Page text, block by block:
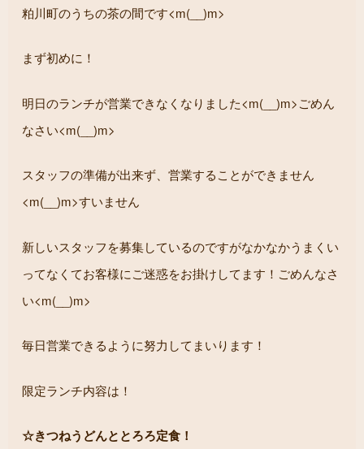
粕川町のうちの茶の間です<m(__)m>
まず初めに！
明日のランチが営業できなくなりました<m(__)m>ごめん
なさい<m(__)m>
スタッフの準備が出来ず、営業することができません
<m(__)m>すいません
新しいスタッフを募集しているのですがなかなかうまくい
ってなくてお客様にご迷惑をお掛けしてます！ごめんなさ
い<m(__)m>
毎日営業できるように努力してまいります！
限定ランチ内容は！
☆きつねうどんととろろ定食！